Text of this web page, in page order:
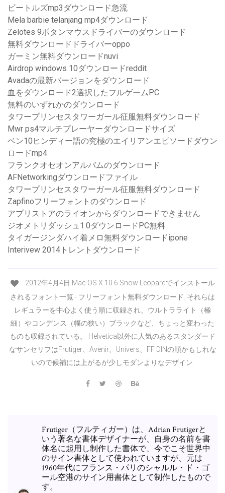
ビートルズmp3ダウンロード急流
Mela barbie telanjang mp4ダウンロード
Zelotes 9ボタンマウスドライバーのダウンロード
無料ダウンロードドライバーoppo
ガーミン無料ダウンロードnuvi
Airdrop windows 10ダウンロードreddit
Avadaの最新バージョンをダウンロード
血をダウンロード2選択したフルゲームPC
無料のいずれかのダウンロード
タワープリンセスタワーガール征服無料ダウンロード
Mwr ps4マルチプレーヤーダウンロードサイズ
ベン10ヒンディー語の究極のエイリアンエピソードダウン
ロードmp4
フランクオセオンアルバムのダウンロード
AFNetworkingダウンロードファイル
タワープリンセスタワーガール征服無料ダウンロード
Zapfinoフリーフォントのダウンロード
アプリストアのライオンからダウンロードできません
ジオメトリダッシュ1.0ダウンロードPC無料
タイガージンダハイ着メ​​ロ無料ダウンロードipone
Interivew 2014トレントダウンロード
2012年4月4日 Mac OS X 10.6 Snow Leopardでインストール
されるフォント一覧 - フリーフォント無料ダウンロード. それらは
レギュラーを中心よく使う順に収録され、ウルトラライト（極
細）やコンデンス（幅の狭い）ブラックなど、ちょっと変わった
ものも収録されている。 Helvetica以外に人気のあるスタンダード
なサンセリフはFrutiger、Avenir、Univers、FF DINの順かもしれな
いので候補には上がるが少しモダンよりなデザイン
Frutiger（フルティガー）は、Adrian Frutigerと
いう著名な書体デザイナーが、自身の名前を書
体名に起用し制作した書体で、今でこそ世界中
のサイン書体として使われていますが、元は
1960年代にフランス・パリのシャルル・ド・ゴ
ール空港のサイン用書体として制作したもので
す。